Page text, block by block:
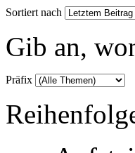
Sortiert nach
Gib an,
Präfix